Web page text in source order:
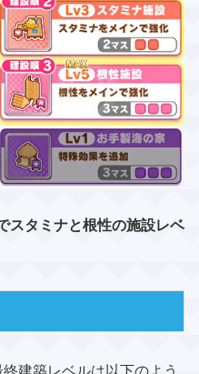
スタミナと根性の施設レベ
建築レベルは以下のよう